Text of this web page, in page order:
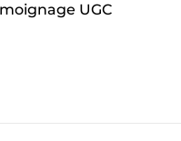
UGC